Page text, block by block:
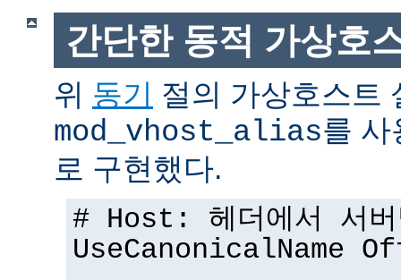
간단한 동적 가상호
위 동기
절의 가상호스트
mod_vhost_alias를 사
로 구현했다.
# Host: 헤더에서 서버
UseCanonicalName